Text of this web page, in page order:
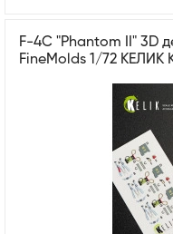
F-4C "Phantom II" 3D
FineMolds 1/72 КЕЛИК